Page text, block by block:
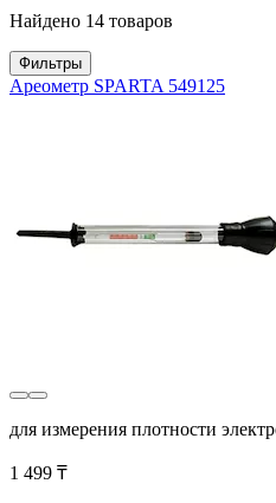
Найдено 14 товаров
Фильтры
Ареометр SPARTA 549125
для измерения плотности
1 499 ₸